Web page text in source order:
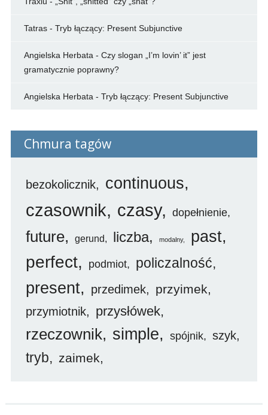
Tatras- Tryb łączący: Present Subjunctive
Angielska Herbata - Czy slogan „I’m lovin’ it” jest
gramatycznie poprawny?
Angielska Herbata - Tryb łączący: Present Subjunctive
Chmura tagów
bezokolicznik continuous
czasownik czasy dopełnienie
future gerund liczba modalny past
perfect podmiot policzalność
present przedimek przyimek
przymiotnik przysłówek
rzeczownik simple spójnik szyk
tryb zaimek